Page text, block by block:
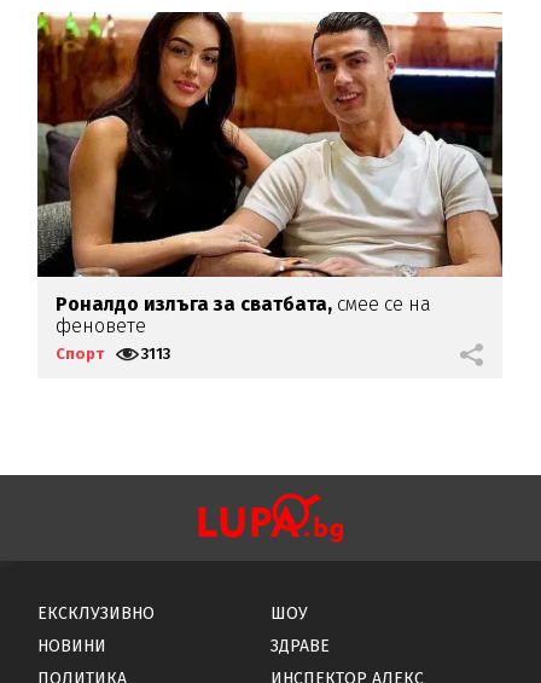
Роналдо излъга за сватбата, смее се на
феновете
Спорт 3113
ЕКСКЛУЗИВНО
НОВИНИ
ПОЛИТИКА
ШОУ
ЗДРАВЕ
ИНСПЕКТОР АЛЕКС